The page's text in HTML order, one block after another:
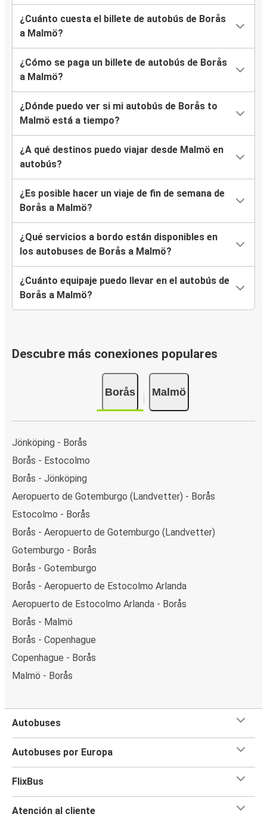
¿Cuánto cuesta el billete de autobús de Borås
a Malmö?
¿Cómo se paga un billete de autobús de Borås
a Malmö?
¿Dónde puedo ver si mi autobús de Borås to
Malmö está a tiempo?
¿A qué destinos puedo viajar desde Malmö en
autobús?
¿Es posible hacer un viaje de fin de semana de
Borås a Malmö?
¿Qué servicios a bordo están disponibles en
los autobuses de Borås a Malmö?
¿Cuánto equipaje puedo llevar en el autobús de
Borås a Malmö?
Descubre más conexiones populares
Borås Malmö
Jönköping - Borås
Borås - Estocolmo
Borås - Jönköping
Aeropuerto de Gotemburgo (Landvetter) - Borås
Estocolmo - Borås
Borås - Aeropuerto de Gotemburgo (Landvetter)
Gotemburgo - Borås
Borås - Gotemburgo
Borås - Aeropuerto de Estocolmo Arlanda
Aeropuerto de Estocolmo Arlanda - Borås
Borås - Malmö
Borås - Copenhague
Copenhague - Borås
Malmö - Borås
Autobuses
Autobuses por Europa
FlixBus
Atención al cliente